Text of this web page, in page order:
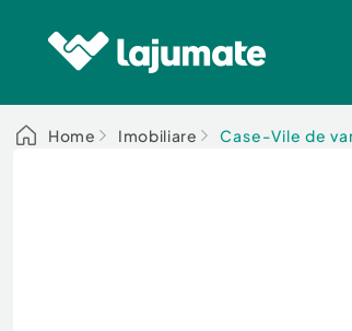
Home Imobiliare Case-Vile de